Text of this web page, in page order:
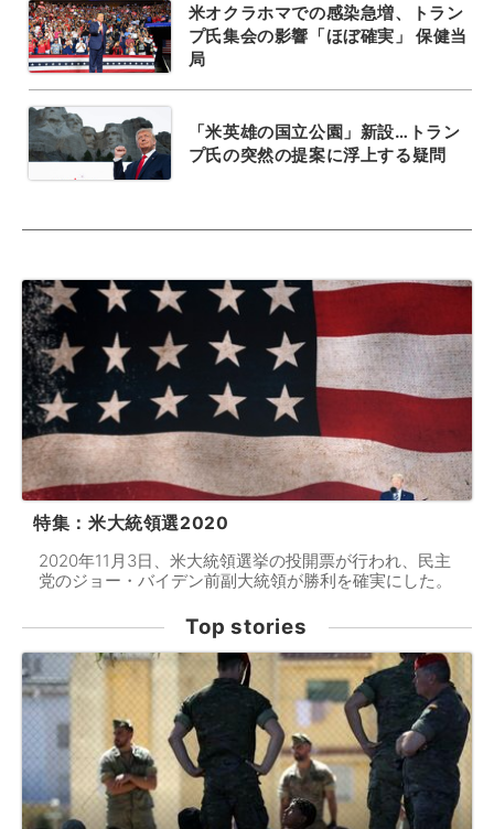
米オクラホマでの感染急増、トラン
プ氏集会の影響「ほぼ確実」 保健当
局
「米英雄の国立公園」新設…トラン
プ氏の突然の提案に浮上する疑問
特集：米大統領選2020
2020年11月3日、米大統領選挙の投開票が行われ、民主
党のジョー・バイデン前副大統領が勝利を確実にした。
Top stories